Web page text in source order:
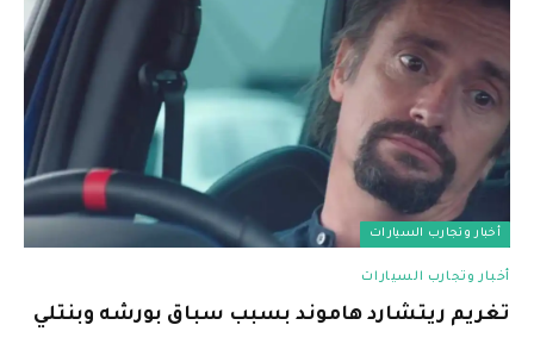
أخبار وتجارب السيارات
أخبار وتجارب السيارات
تغريم ريتشارد هاموند بسبب سباق بورشه وبنتلي